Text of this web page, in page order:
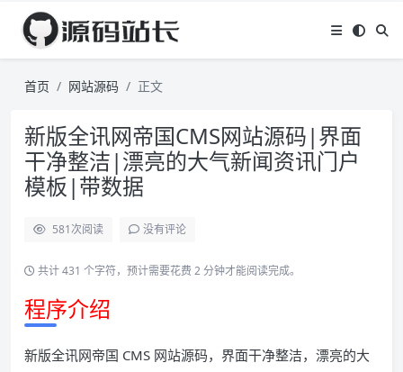
首页 网站源码 正文
新版全讯网帝国CMS网站源码|界面
干净整洁|漂亮的大气新闻资讯门户
模板|带数据
581次阅读 没有评论
共计 431 个字符，预计需要花费 2 分钟才能阅读完成。
程序介绍
新版全讯网帝国 CMS 网站源码，界面干净整洁，漂亮的大